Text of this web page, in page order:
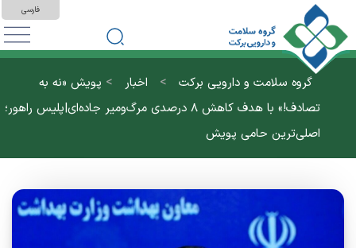
فارسی
گروه سلامت و دارویی برکت > اخبار > پویش «نه به
تصادف!» با هدف کاهش ۸ درصدی مرگ‌ومیر جاده‌ای|پلیس راهور؛
اصلی‌ترین حامی پویش